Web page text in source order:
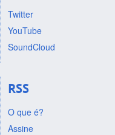
Twitter
YouTube
SoundCloud
RSS
O que é?
Assine